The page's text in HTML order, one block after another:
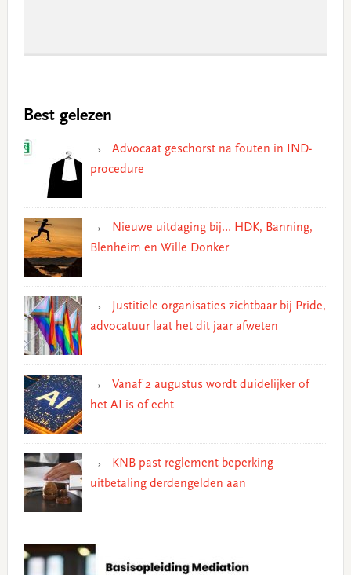
Best gelezen
Advocaat geschorst na fouten in IND-
procedure
Nieuwe uitdaging bij… HDK, Banning,
Blenheim en Wille Donker
Justitiële organisaties zichtbaar bij Pride,
advocatuur laat het dit jaar afweten
Vanaf 2 augustus wordt duidelijker of
het AI is of echt
KNB past reglement beperking
uitbetaling derdengelden aan